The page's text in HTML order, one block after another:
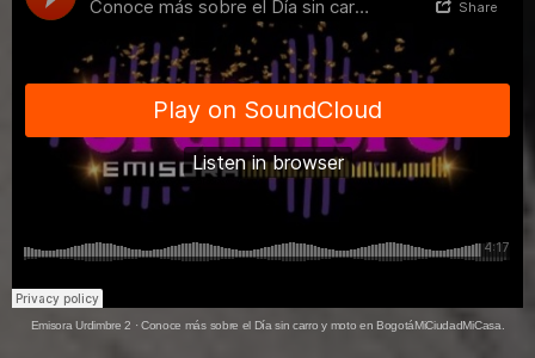
Emisora Urdimbre 2 ·Conoce más sobre el Día sin carro y moto en BogotáMiCiudadMiCasa.